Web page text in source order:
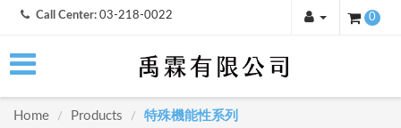
Call Center: 03-218-0022 0
Home / Products / 特殊機能性系列